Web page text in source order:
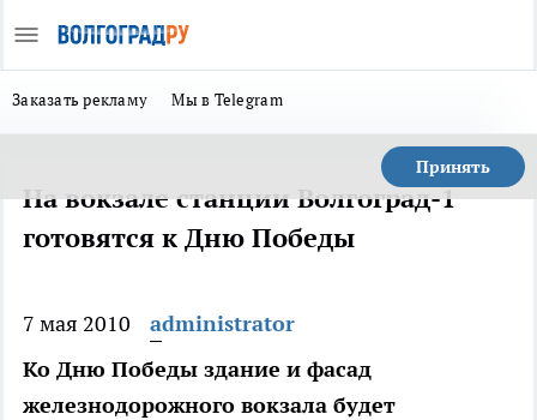
Заказать рекламу Мы в Telegram
Принять
На вокзале станции Волгоград-1
готовятся к Дню Победы
7 мая 2010
administrator
Ко Дню Победы здание и фасад
железнодорожного вокзала будет